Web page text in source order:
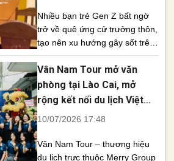
Nhiều bạn trẻ Gen Z bất ngờ
trở về quê ứng cử trưởng thôn,
tạo nên xu hướng gây sốt trên
mạng xã hội và nhận về nhiều
ý kiến trái chiều. Những ngày
gần đây, mạng xã hội TikTok
xuất hiện hàng loạt video ghi
gia các [...]
Vân Nam Tour mở văn
phòng tại Lào Cai, mở
rộng kết nối du lịch Việt
Nam – Trung Quốc
10/07/2026 17:48
Vân Nam Tour – thương hiệu
du lịch trực thuộc Merry Group